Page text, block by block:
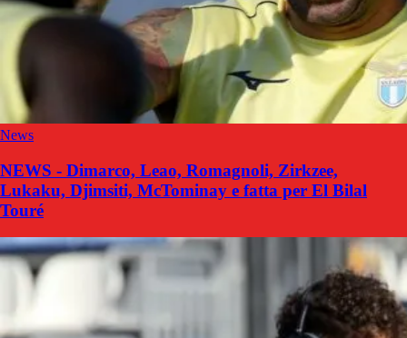
News
NEWS - Dimarco, Leao, Romagnoli, Zirkzee,
Lukaku, Djimsiti, McTominay e fatta per El Bilal
Touré